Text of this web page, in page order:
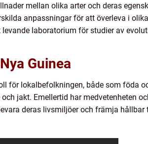
mellan olika arter och deras
anpassningar för att överleva i
laboratorium för studier av
Guinea
för lokalbefolkningen, både som föda
jakt. Emellertid har medvetenheten
deras livsmiljöer och främja hållbar